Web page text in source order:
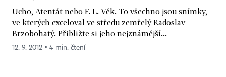
Ucho, Atentát nebo F. L. Věk. To všechno jsou snímky,
ve kterých exceloval ve středu zemřelý Radoslav
Brzobohatý. Přibližte si jeho nejznámější...
12. 9. 2012 ▪ 4 min. čtení